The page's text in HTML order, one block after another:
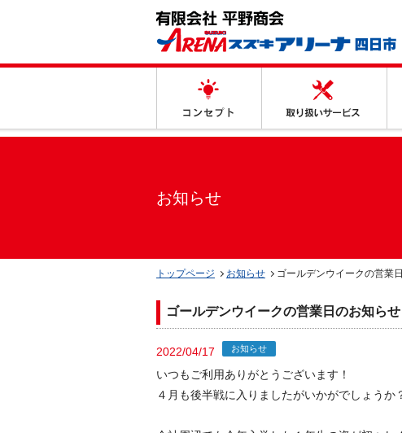
お知らせ
トップページ お知らせ ゴールデンウイークの営業
ゴールデンウイークの営業日のお知らせ
2022/04/17 お知らせ
いつもご利用ありがとうございます！
４月も後半戦に入りましたがいかがでしょうか